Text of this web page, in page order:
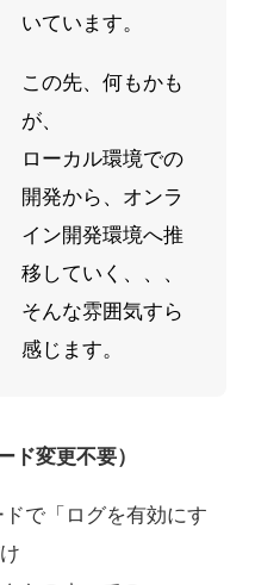
いています。
この先、何もかも
が、
ローカル環境での
開発から、オンラ
イン開発環境へ推
移していく、、、
そんな雰囲気すら
感じます。
ド変更不要）
で「ログを有効にす